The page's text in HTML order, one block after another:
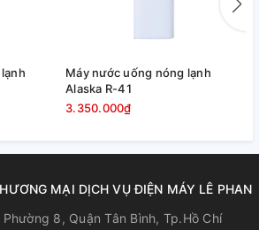
Máy nước uống nóng lạnh
Alaska R-41
3.350.000₫
MẠI DỊCH VỤ ĐIỆN MÁY LÊ PHAN
8, Quận Tân Bình, Tp.Hồ Chí